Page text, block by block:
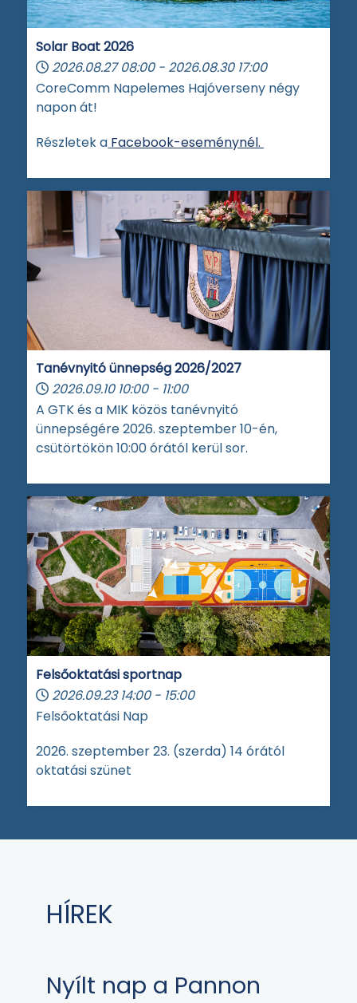
Solar Boat 2026
2026.08.27 08:00 - 2026.08.30 17:00
CoreComm Napelemes Hajóverseny négy
napon át!
Részletek a Facebook-eseménynél.
Tanévnyitó ünnepség 2026/2027
2026.09.10 10:00 - 11:00
A GTK és a MIK közös tanévnyitó
ünnepségére 2026. szeptember 10-én,
csütörtökön 10:00 órától kerül sor.
Felsőoktatási sportnap
2026.09.23 14:00 - 15:00
Felsőoktatási Nap
2026. szeptember 23. (szerda) 14 órától
oktatási szünet
HÍREK
Nyílt nap a Pannon